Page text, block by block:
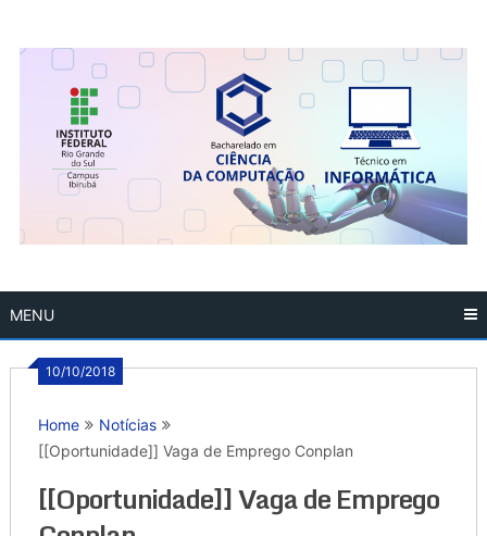
MENU
10/10/2018
Home
Notícias
[[Oportunidade]] Vaga de Emprego Conplan
[[Oportunidade]] Vaga de Emprego